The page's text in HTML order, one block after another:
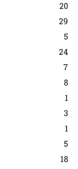
20
29
5
24
7
8
1
3
1
5
18